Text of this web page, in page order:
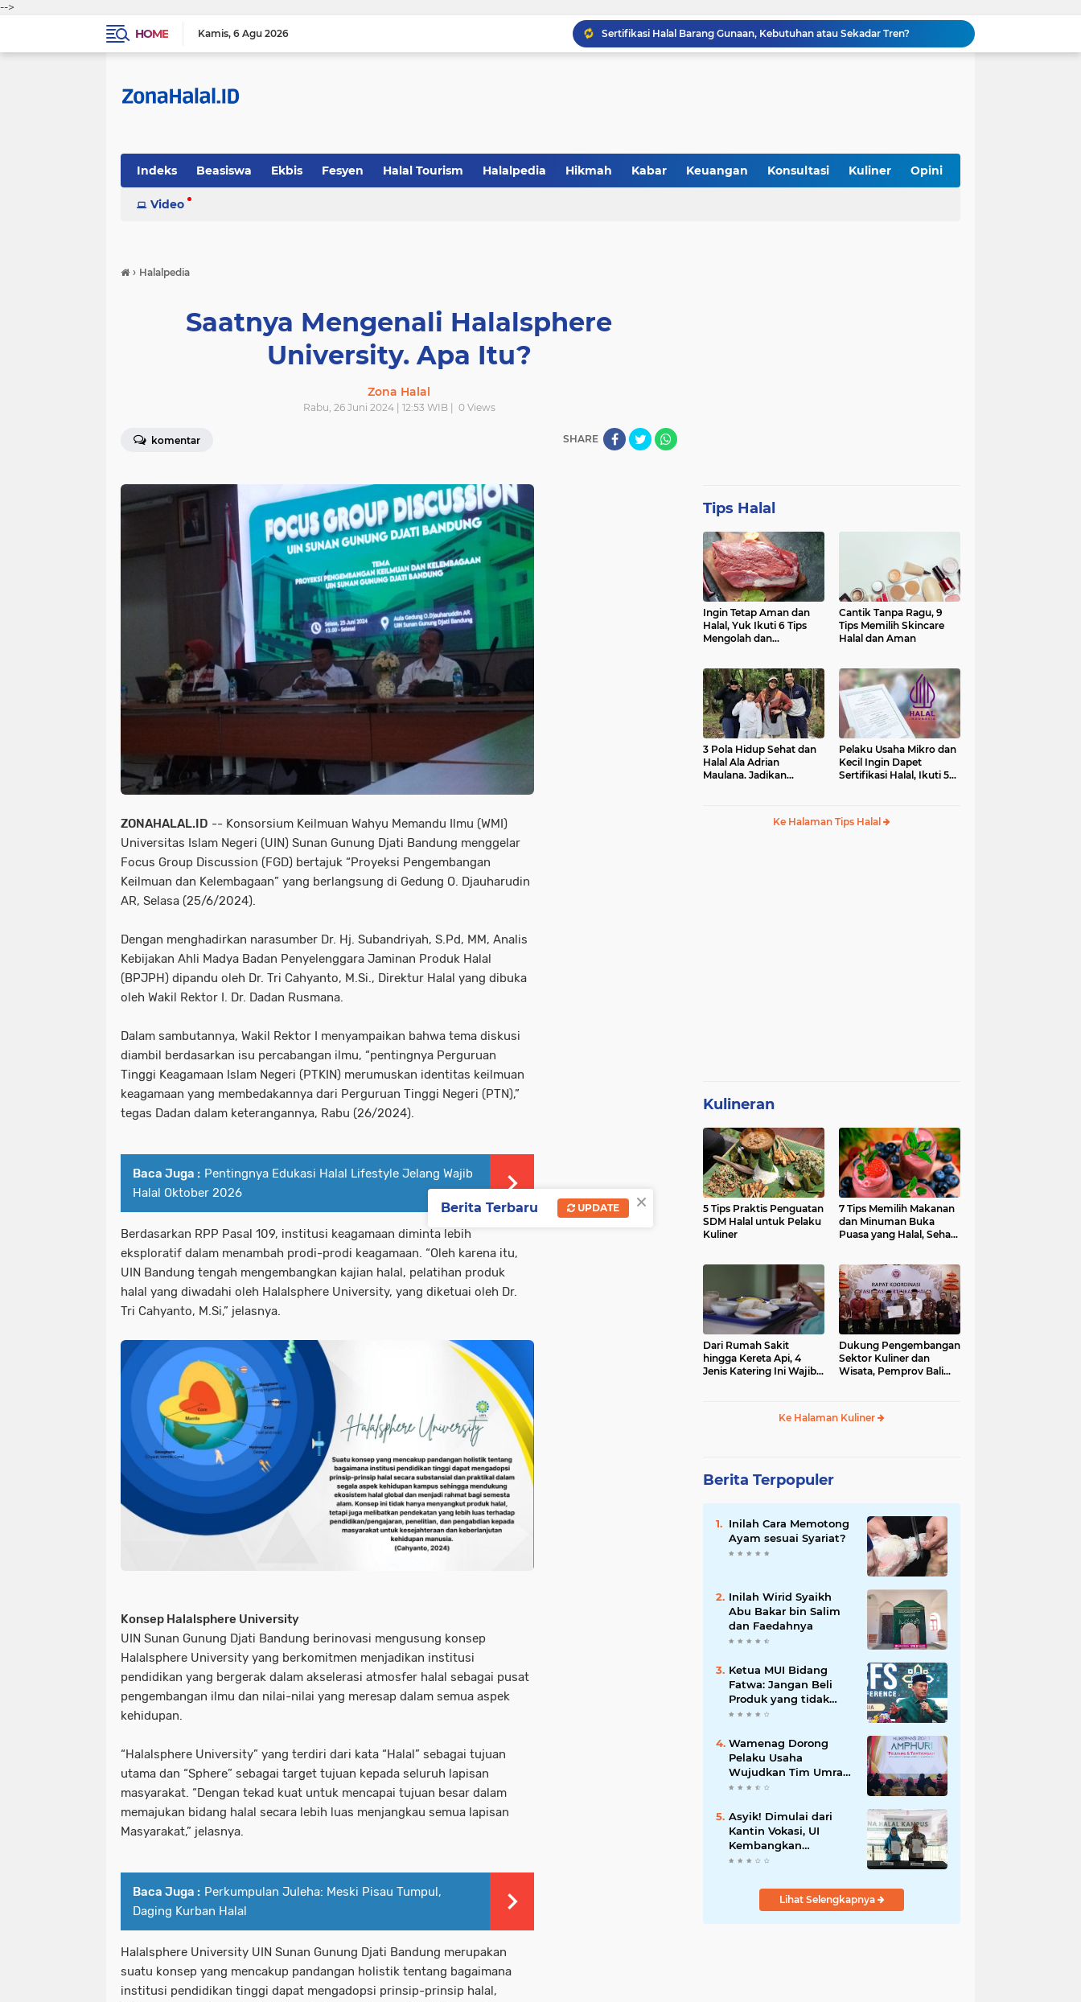
-->
HOME
Kamis 6 Agu 2026
Sertifikasi Halal Barang Gunaan, Kebutuhan atau Sekadar Tren?
Saatnya UMKM Manfaatkan Sertifikasi Halal Gratis Bareng Unmul
Catat! Halal dimulai dari Konsumen, Tak Berhenti di Logo
Resmikan Zona KHAS UNP, Hadirkan Kuliner Halal, Aman, dan Sehat
Indeks Beasiswa Ekbis Fesyen Halal Tourism Halalpedia Hikmah Kabar Keuangan Konsultasi Kuliner Opini
Sosok Tekno-Sains
Video
› Halalpedia
Saatnya Mengenali Halalsphere
University. Apa Itu?
Zona Halal
Rabu, 26 Juni 2024 | 12:53 WIB | 0Views
komentar SHARE
ZONAHALAL.ID -- Konsorsium Keilmuan Wahyu Memandu Ilmu (WMI)
Universitas Islam Negeri (UIN) Sunan Gunung Djati Bandung menggelar
Focus Group Discussion (FGD) bertajuk “Proyeksi Pengembangan
Keilmuan dan Kelembagaan” yang berlangsung di Gedung O. Djauharudin
AR, Selasa (25/6/2024).
Dengan menghadirkan narasumber Dr. Hj. Subandriyah, S.Pd, MM, Analis
Kebijakan Ahli Madya Badan Penyelenggara Jaminan Produk Halal
(BPJPH) dipandu oleh Dr. Tri Cahyanto, M.Si., Direktur Halal yang dibuka
oleh Wakil Rektor I. Dr. Dadan Rusmana.
Dalam sambutannya, Wakil Rektor I menyampaikan bahwa tema diskusi
diambil berdasarkan isu percabangan ilmu, “pentingnya Perguruan
Tinggi Keagamaan Islam Negeri (PTKIN) merumuskan identitas keilmuan
keagamaan yang membedakannya dari Perguruan Tinggi Negeri (PTN),”
tegas Dadan dalam keterangannya, Rabu (26/2024).
Baca Juga : Pentingnya Edukasi Halal Lifestyle Jelang Wajib
Halal Oktober 2026
Berdasarkan RPP Pasal 109, institusi keagamaan diminta lebih
eksploratif dalam menambah prodi-prodi keagamaan. “Oleh karena itu,
UIN Bandung tengah mengembangkan kajian halal, pelatihan produk
halal yang diwadahi oleh Halalsphere University, yang diketuai oleh Dr.
Tri Cahyanto, M.Si,” jelasnya.
Konsep Halalsphere University
UIN Sunan Gunung Djati Bandung berinovasi mengusung konsep
Halalsphere University yang berkomitmen menjadikan institusi
pendidikan yang bergerak dalam akselerasi atmosfer halal sebagai pusat
pengembangan ilmu dan nilai-nilai yang meresap dalam semua aspek
kehidupan.
“Halalsphere University” yang terdiri dari kata “Halal” sebagai tujuan
utama dan “Sphere” sebagai target tujuan kepada seluruh lapisan
masyarakat. “Dengan tekad kuat untuk mencapai tujuan besar dalam
memajukan bidang halal secara lebih luas menjangkau semua lapisan
Masyarakat,” jelasnya.
Baca Juga : Perkumpulan Juleha: Meski Pisau Tumpul,
Daging Kurban Halal
Halalsphere University UIN Sunan Gunung Djati Bandung merupakan
suatu konsep yang mencakup pandangan holistik tentang bagaimana
institusi pendidikan tinggi dapat mengadopsi prinsip-prinsip halal,
Tips Halal
Ingin Tetap Aman dan
Halal, Yuk Ikuti 6 Tips
Mengolah dan
Cantik Tanpa Ragu, 9
Tips Memilih Skincare
Halal dan Aman
3 Pola Hidup Sehat dan
Halal Ala Adrian
Maulana. Jadikan
Pelaku Usaha Mikro dan
Kecil Ingin Dapet
Sertifikasi Halal, Ikuti 5
Ke Halaman Tips Halal
Kulineran
5 Tips Praktis Penguatan
SDM Halal untuk Pelaku
Kuliner
7 Tips Memilih Makanan
dan Minuman Buka
Puasa yang Halal, Sehat,
Dari Rumah Sakit
hingga Kereta Api, 4
Jenis Katering Ini Wajib
Dukung Pengembangan
Sektor Kuliner dan
Wisata, Pemprov Bali
Ke Halaman Kuliner
Berita Terpopuler
Inilah Cara Memotong
Ayam sesuai Syariat?
Inilah Wirid Syaikh
Abu Bakar bin Salim
dan Faedahnya
Ketua MUI Bidang
Fatwa: Jangan Beli
Produk yang tidak
Halal
Wamenag Dorong
Pelaku Usaha
Wujudkan Tim Umrah
dan Haji Indonesia
Asyik! Dimulai dari
Kantin Vokasi, UI
Kembangkan
Ekosistem Halal
Lihat Selengkapnya
×
Berita Terbaru UPDATE